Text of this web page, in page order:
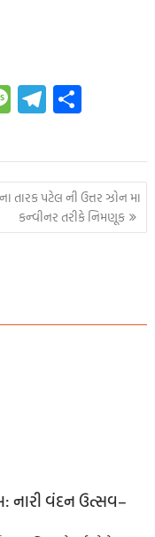
M
es
sa
g
e
Te
le
gr
a
m
ar
e
તારક પટેલ ની ઉત્તર ઝોન મા
કન્વીનર તરીકે નિમણૂક
નારી વંદન ઉત્સવ–